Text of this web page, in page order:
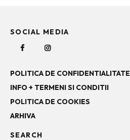
SOCIAL MEDIA
POLITICA DE CONFIDENTIALITATE
INFO + TERMENI SI CONDITII
POLITICA DE COOKIES
ARHIVA
SEARCH